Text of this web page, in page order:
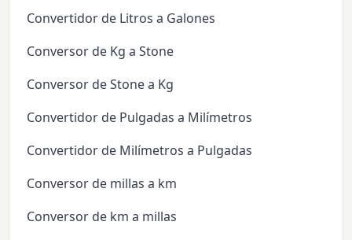
Convertidor de Litros a Galones
Conversor de Kg a Stone
Conversor de Stone a Kg
Convertidor de Pulgadas a Milímetros
Convertidor de Milímetros a Pulgadas
Conversor de millas a km
Conversor de km a millas